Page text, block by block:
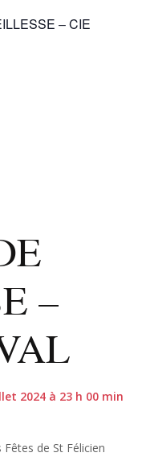
– CIE
–
2024 à 23 h 00 min
de St Félicien